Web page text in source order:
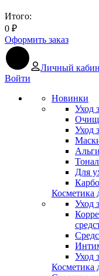
Итого:
0 ₽
Оформить заказ
Личный
Войти
Новинки
Уход
Уход
Для
Косметика
Уход
Уход
Косметика